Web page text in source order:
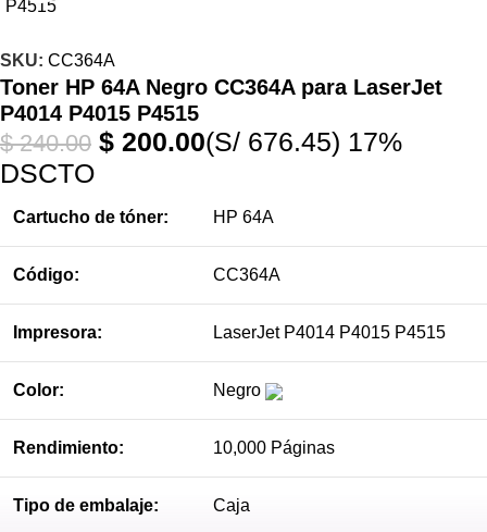
SKU: CC364A
Toner HP 64A Negro CC364A para LaserJet
P4014 P4015 P4515
$240.00 $ 200.00(S/ 676.45) 17%
DSCTO
Cartucho de tóner: HP 64A
Código: CC364A
Impresora: LaserJet P4014 P4015 P4515
Color: Negro
Rendimiento: 10,000 Páginas
Tipo de embalaje: Caja